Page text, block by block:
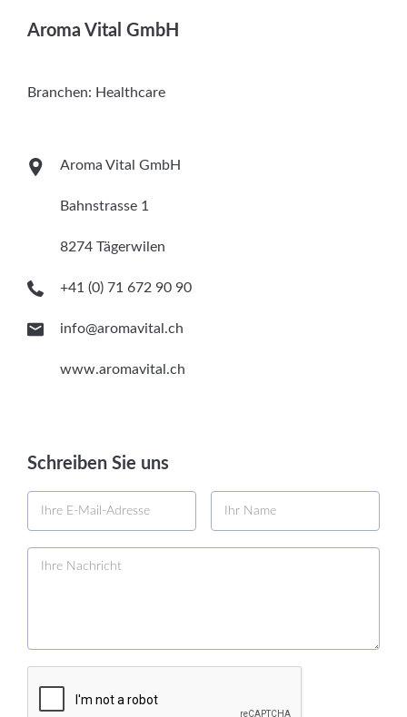
Aroma Vital GmbH
Branchen: Healthcare
Aroma Vital GmbH
Bahnstrasse 1
8274 Tägerwilen
+41 (0) 71 672 90 90
info@aromavital.ch
www.aromavital.ch
Schreiben Sie uns